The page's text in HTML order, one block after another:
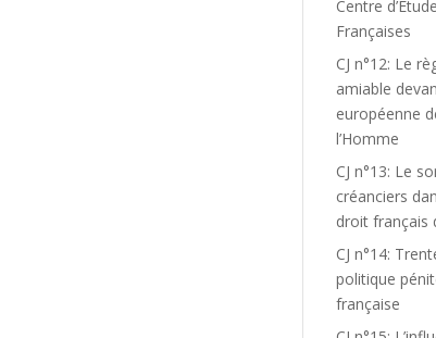
Centre
Françaises
CJ n°12: Le
amiable
européenne
l’Homme
CJ n°13: Le
créanciers
droit français
CJ n°14:
politique
française